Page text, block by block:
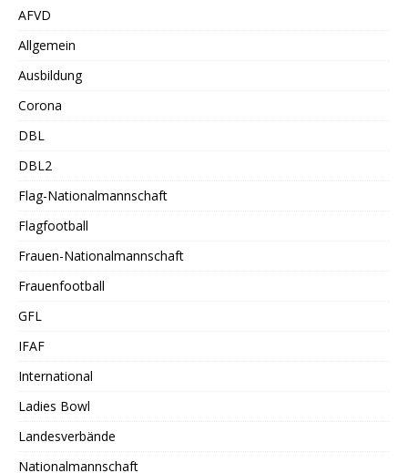
AFVD
Allgemein
Ausbildung
Corona
DBL
DBL2
Flag-Nationalmannschaft
Flagfootball
Frauen-Nationalmannschaft
Frauenfootball
GFL
IFAF
International
Ladies Bowl
Landesverbände
Nationalmannschaft